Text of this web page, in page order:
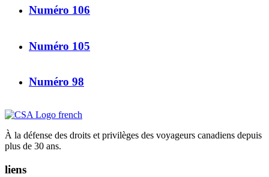
Numéro 106
Numéro 105
Numéro 98
À la défense des droits et privilèges des voyageurs canadiens depuis
plus de 30 ans.
liens